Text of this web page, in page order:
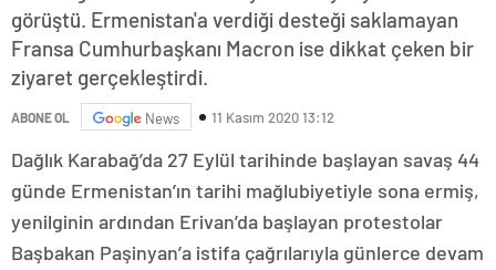
görüştü. Ermenistan'a verdiği desteği saklamayan
Fransa Cumhurbaşkanı Macron ise dikkat çeken bir
ziyaret gerçekleştirdi.
ABONE OL News 11 Kasım 2020 13:12
Dağlık Karabağ’da 27 Eylül tarihinde başlayan savaş 44
günde Ermenistan’ın tarihi mağlubiyetiyle sona ermiş,
yenilginin ardından Erivan’da başlayan protestolar
Başbakan Paşinyan’a istifa çağrılarıyla günlerce devam